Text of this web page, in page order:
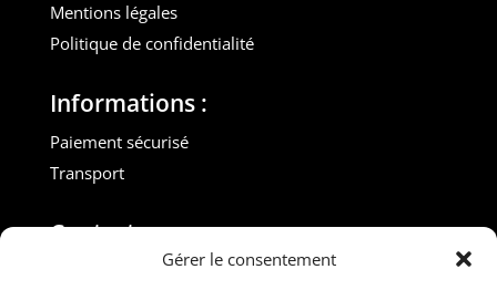
Gérer le consentement
Mentions légales
Politique de confidentialité
Informations :
Paiement sécurisé
Transport
Contact :
M. Gilles ROUVEYROL